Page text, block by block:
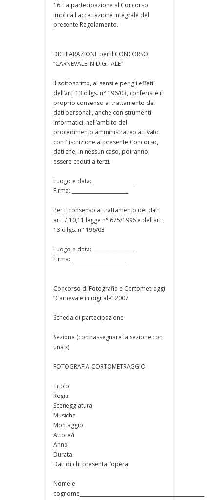
16. La partecipazione al Concorso
implica l'accettazione integrale del
presente Regolamento.
DICHIARAZIONE per il CONCORSO
“CARNEVALE IN DIGITALE”
Il sottoscritto, ai sensi e per gli effetti
dell’art. 13 d.lgs. n° 196/03, conferisce il
proprio consenso al trattamento dei
dati personali, anche con strumenti
informatici, nell’ambito del
procedimento amministrativo attivato
con l’ iscrizione al presente Concorso,
dati che, in nessun caso, potranno
essere ceduti a terzi.
Luogo e data: _________________
Firma: _______________________
Per il consenso al trattamento dei dati
art. 7,10,11 legge n° 675/1996 e dell’art.
13 d.lgs. n° 196/03
Luogo e data: _________________
Firma: _______________________
Concorso di Fotografia e Cortometraggi
“Carnevale in digitale” 2007
Scheda di partecipazione
Sezione (contrassegnare la sezione con
una x):
FOTOGRAFIA-CORTOMETRAGGIO
Titolo
Regia
Sceneggiatura
Musiche
Montaggio
Attore/i
Anno
Durata
Dati di chi presenta l’opera:
Nome e
cognome___________________________________________________